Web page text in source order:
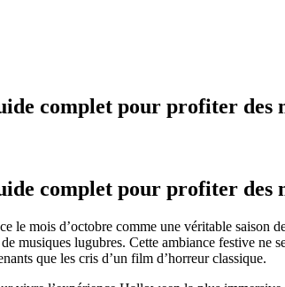
complet pour profiter des
complet pour profiter des
le mois d’octobre comme une véritable
musiques lugubres. Cette ambiance festive ne
que les cris d’un film d’horreur classique.